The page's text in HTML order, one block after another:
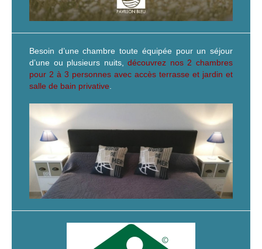
Besoin d’une chambre toute équipée pour un séjour
d’une ou plusieurs nuits,découvrez nos 2 chambres
pour 2 à 3 personnes avec accès terrasse et jardin et
salle de bain privative.